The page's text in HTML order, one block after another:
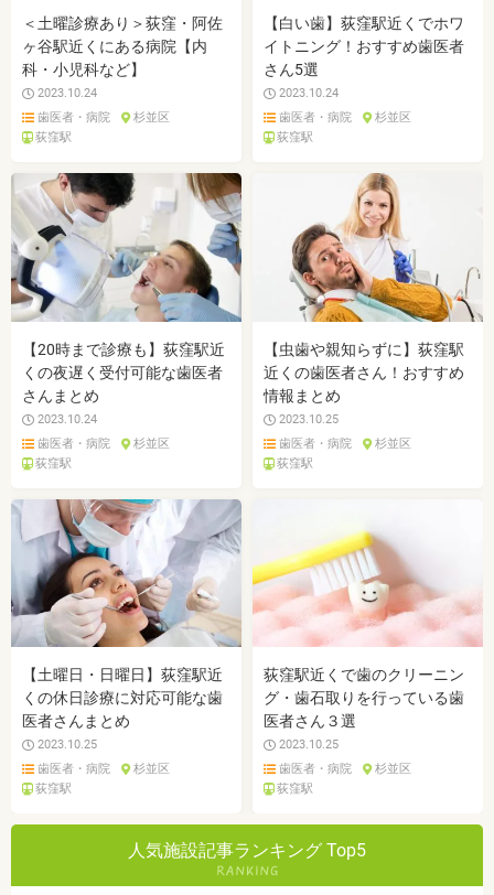
＜土曜診療あり＞荻窪・阿佐
ヶ谷駅近くにある病院【内
科・小児科など】
2023.10.24
歯医者・病院
杉並区
荻窪駅
【白い歯】荻窪駅近くでホワ
イトニング！おすすめ歯医者
さん5選
2023.10.24
歯医者・病院
杉並区
荻窪駅
【20時まで診療も】荻窪駅近
くの夜遅く受付可能な歯医者
さんまとめ
2023.10.24
歯医者・病院
杉並区
荻窪駅
【虫歯や親知らずに】荻窪駅
近くの歯医者さん！おすすめ
情報まとめ
2023.10.25
歯医者・病院
杉並区
荻窪駅
【土曜日・日曜日】荻窪駅近
くの休日診療に対応可能な歯
医者さんまとめ
2023.10.25
歯医者・病院
杉並区
荻窪駅
荻窪駅近くで歯のクリーニン
グ・歯石取りを行っている歯
医者さん３選
2023.10.25
歯医者・病院
杉並区
荻窪駅
人気施設記事ランキング Top5